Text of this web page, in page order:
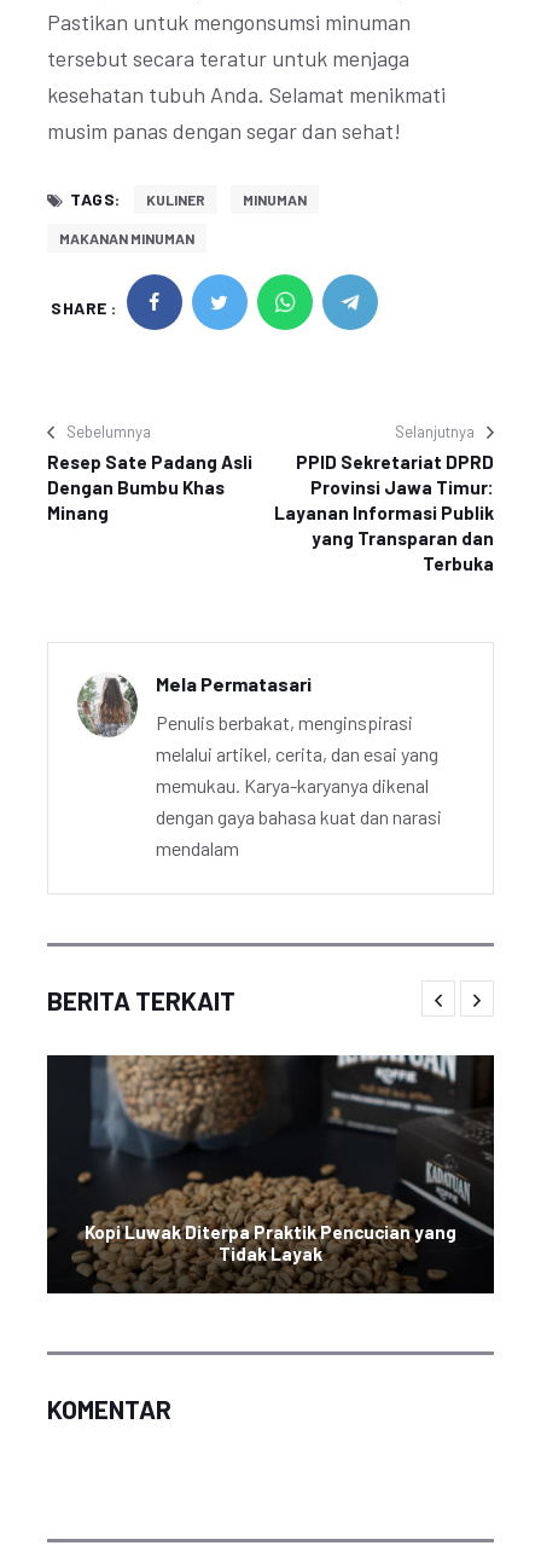
Pastikan untuk mengonsumsi minuman
tersebut secara teratur untuk menjaga
kesehatan tubuh Anda. Selamat menikmati
musim panas dengan segar dan sehat!
TAGS: KULINER MINUMAN
MAKANAN MINUMAN
SHARE :
Sebelumnya
Resep Sate Padang Asli
Dengan Bumbu Khas
Minang
Selanjutnya
PPID Sekretariat DPRD
Provinsi Jawa Timur:
Layanan Informasi Publik
yang Transparan dan
Terbuka
Mela Permatasari
Penulis berbakat, menginspirasi
melalui artikel, cerita, dan esai yang
memukau. Karya-karyanya dikenal
dengan gaya bahasa kuat dan narasi
mendalam
BERITA TERKAIT
Kopi Luwak Diterpa Praktik Pencucian yang
Tidak Layak
KOMENTAR